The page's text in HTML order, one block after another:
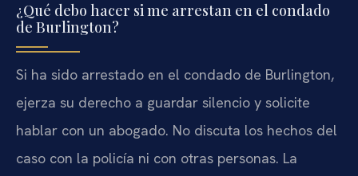
¿Qué debo hacer si me arrestan en el condado
de Burlington?
Si ha sido arrestado en el condado de Burlington,
ejerza su derecho a guardar silencio y solicite
hablar con un abogado. No discuta los hechos del
caso con la policía ni con otras personas. La